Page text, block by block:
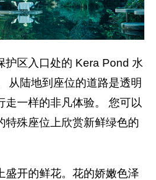
护区入口处的 Kera Pond 水
从陆地到座位的道路是透明
走一样的非凡体验。 您可以
特殊座位上欣赏新鲜绿色的
盛开的鲜花。花的娇嫩色泽